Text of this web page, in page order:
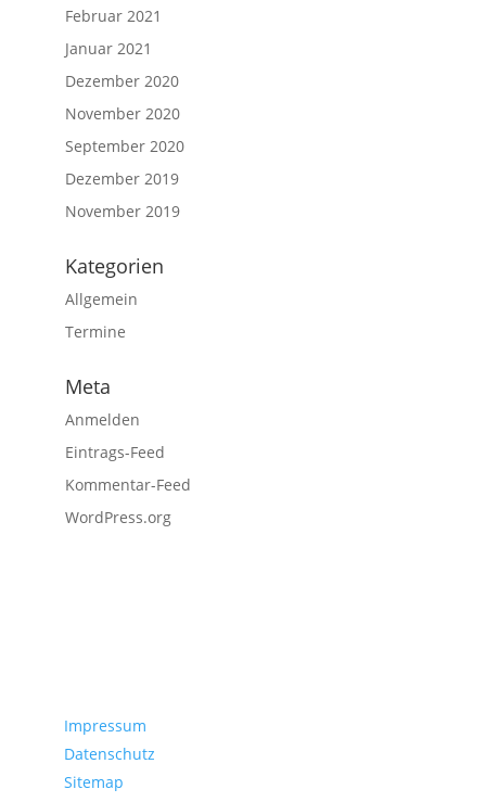
Februar 2021
Januar 2021
Dezember 2020
November 2020
September 2020
Dezember 2019
November 2019
Kategorien
Allgemein
Termine
Meta
Anmelden
Eintrags-Feed
Kommentar-Feed
WordPress.org
Impressum
Datenschutz
Sitemap